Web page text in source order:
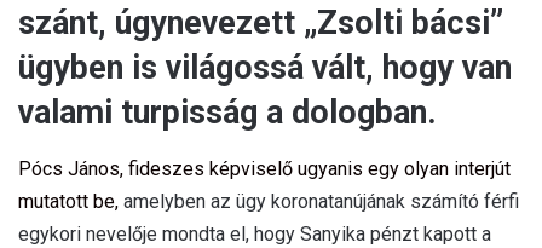
szánt, úgynevezett „Zsolti bácsi”
ügyben is világossá vált, hogy van
valami turpisság a dologban.
Pócs János, fideszes képviselő ugyanis egy olyan interjút
mutatott be, amelyben az ügy koronatanújának számító férfi
egykori nevelője mondta el, hogy Sanyika pénzt kapott a